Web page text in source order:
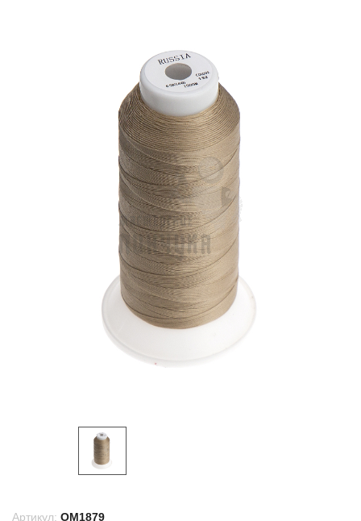
Артикул: OM1879